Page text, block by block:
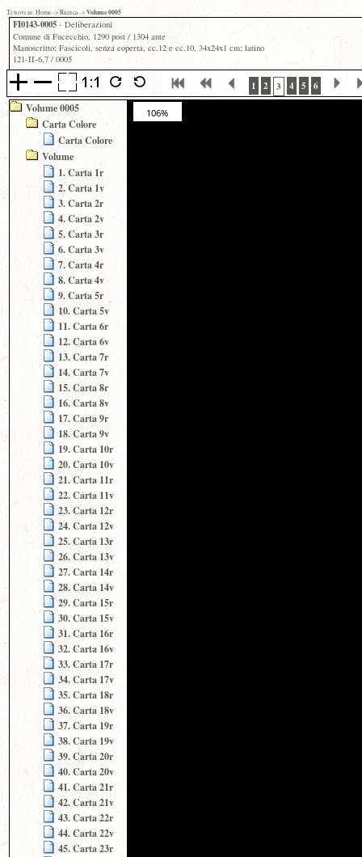
Ti trovi in: Home-> Ricerca-> Volume 0005
FI0143-0005- Deliberazioni
Comune di Fucecchio, 1290 post / 1304 ante
Manoscritto; Fascicoli, senza coperta, cc.12 e cc.10, 34x24x1 cm; latino
121-II-6,7 / 0005
1 2 3 4 5 6
Volume 0005
Carta Colore
Carta Colore
Volume
1. Carta 1r
2. Carta 1v
3. Carta 2r
4. Carta 2v
5. Carta 3r
6. Carta 3v
7. Carta 4r
8. Carta 4v
9. Carta 5r
10. Carta 5v
11. Carta 6r
12. Carta 6v
13. Carta 7r
14. Carta 7v
15. Carta 8r
16. Carta 8v
17. Carta 9r
18. Carta 9v
19. Carta 10r
20. Carta 10v
21. Carta 11r
22. Carta 11v
23. Carta 12r
24. Carta 12v
25. Carta 13r
26. Carta 13v
27. Carta 14r
28. Carta 14v
29. Carta 15r
30. Carta 15v
31. Carta 16r
32. Carta 16v
33. Carta 17r
34. Carta 17v
35. Carta 18r
36. Carta 18v
37. Carta 19r
38. Carta 19v
39. Carta 20r
40. Carta 20v
41. Carta 21r
42. Carta 21v
43. Carta 22r
44. Carta 22v
45. Carta 23r
106%